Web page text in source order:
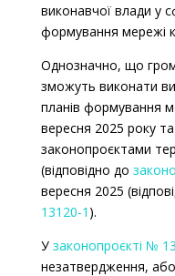
виконавчої влади у
формування мережі
Однозначно, що
зможуть виконати
планів формування
вересня 2025 року
законопроєктами
(відповідно до
вересня 2025
13120-1 ).
У законопроєкті №
незатвердження,